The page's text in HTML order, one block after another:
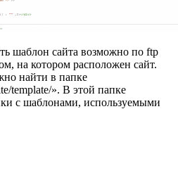
шаблон сайта возможно по ftp
на котором расположен сайт.
найти в папке
template/». В этой папке
с шаблонами, используемыми